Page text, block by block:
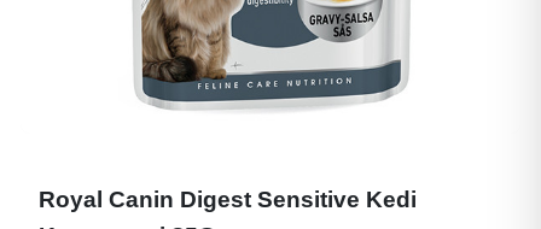
Royal Canin Digest Sensitive Kedi